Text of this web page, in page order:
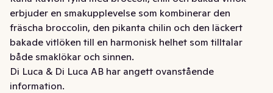
erbjuder en smakupplevelse som kombinerar den
fräscha broccolin, den pikanta chilin och den läckert
bakade vitlöken till en harmonisk helhet som tilltalar
både smaklökar och sinnen.
Di Luca & Di Luca AB har angett ovanstående
information.